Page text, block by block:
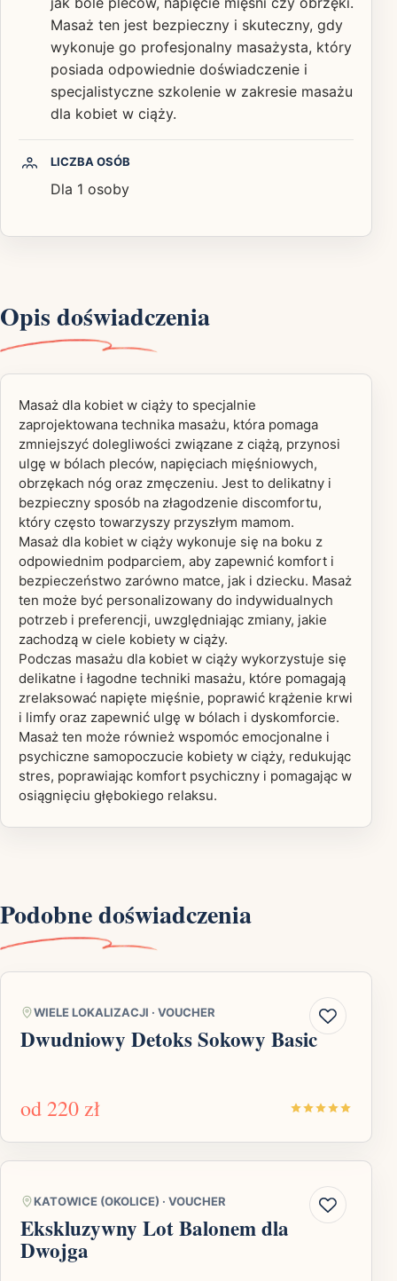
Masaż ten jest bezpieczny i skuteczny, gdy
wykonuje go profesjonalny masażysta, który
posiada odpowiednie doświadczenie i
specjalistyczne szkolenie w zakresie masażu
dla kobiet w ciąży.
LICZBA OSÓB
Dla 1 osoby
Opis doświadczenia
Masaż dla kobiet w ciąży to specjalnie
zaprojektowana technika masażu, która pomaga
zmniejszyć dolegliwości związane z ciążą, przynosi
ulgę w bólach pleców, napięciach mięśniowych,
obrzękach nóg oraz zmęczeniu. Jest to delikatny i
bezpieczny sposób na złagodzenie discomfortu,
który często towarzyszy przyszłym mamom.
Masaż dla kobiet w ciąży wykonuje się na boku z
odpowiednim podparciem, aby zapewnić komfort i
bezpieczeństwo zarówno matce, jak i dziecku. Masaż
ten może być personalizowany do indywidualnych
potrzeb i preferencji, uwzględniając zmiany, jakie
zachodzą w ciele kobiety w ciąży.
Podczas masażu dla kobiet w ciąży wykorzystuje się
delikatne i łagodne techniki masażu, które pomagają
zrelaksować napięte mięśnie, poprawić krążenie krwi
i limfy oraz zapewnić ulgę w bólach i dyskomforcie.
Masaż ten może również wspomóc emocjonalne i
psychiczne samopoczucie kobiety w ciąży, redukując
stres, poprawiając komfort psychiczny i pomagając w
osiągnięciu głębokiego relaksu.
Podobne doświadczenia
WIELE LOKALIZACJI · VOUCHER
Dwudniowy Detoks Sokowy Basic
od 220 zł
KATOWICE (OKOLICE) · VOUCHER
Ekskluzywny Lot Balonem dla
Dwojga